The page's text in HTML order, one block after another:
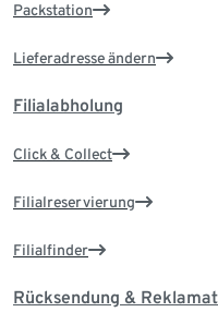
Packstation
Lieferadresse ändern
Filialabholung
Click & Collect
Filialreservierung
Filialfinder
Rücksendung &